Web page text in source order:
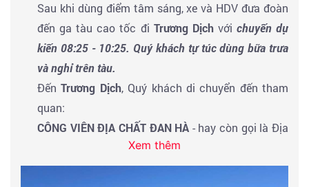
Sau khi dùng điểm tâm sáng, xe và HDV đưa đoàn
đến ga tàu cao tốc đi Trương Dịch với chuyến dự
kiến 08:25 - 10:25. Quý khách tự túc dùng bữa trưa
và nghỉ trên tàu.
ĐếnTrương Dịch, Quý khách di chuyển đến tham
quan:
CÔNG VIÊN ĐỊA CHẤT ĐAN HÀ - hay còn gọi là Địa
Mạo Đan Hà thuộc thành phố Trương Dịch là khu
vực cực kì rộng lớn, trải dài từ miền Đông Nam đến
Xem thêm